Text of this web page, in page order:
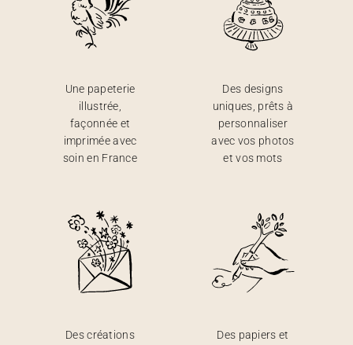
Une papeterie
illustrée,
façonnée et
imprimée avec
soin en France
Des designs
uniques, prêts à
personnaliser
avec vos photos
et vos mots
Des créations
Des papiers et